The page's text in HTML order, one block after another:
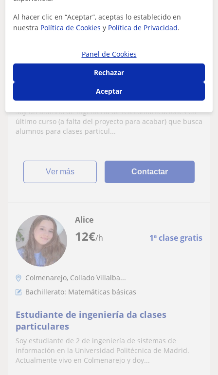
Bachillerato: Matemáticas básicas
imparte clases de cualquier asignatura de
electrónica...) e inglés
Soy un alumno de ingeniería de telecomunicaciones en
último curso (a falta del proyecto para acabar) que busca
alumnos para clases particul...
ver más Contactar
12€/h 1ª clase gratis
Alice
Colmenarejo, Collado Villalba...
Bachillerato: Matemáticas básicas
Estudiante de ingeniería da clases
particulares
Soy estudiante de 2 de ingeniería de sistemas de
información en la Universidad Politécnica de Madrid.
Actualmente vivo en Colmenarejo y doy...
Al hacer clic en “Aceptar”, aceptas lo establecido en
nuestra Política de Cookies y Política de Privacidad.
Panel de Cookies
Rechazar
Aceptar